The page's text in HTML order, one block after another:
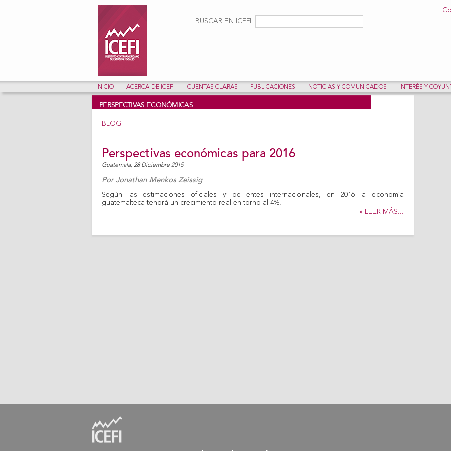
contenido
Formulario de búsqueda
BUSCAR EN ICEFI:
INICIO ACERCA DE ICEFI CUENTAS CLARAS PUBLICACIONES NOTICIAS Y COMUNICADOS INTERÉS Y
PERSPECTIVAS ECONÓMICAS
BLOG
Perspectivas económicas para 2016
Guatemala, 28 Diciembre 2015
PorJonathan Menkos Zeissig
Según las estimaciones oficiales y de entes internacionales, en 2016 la economía
guatemalteca tendrá un crecimiento real en torno al 4%.
» LEER MÁS...